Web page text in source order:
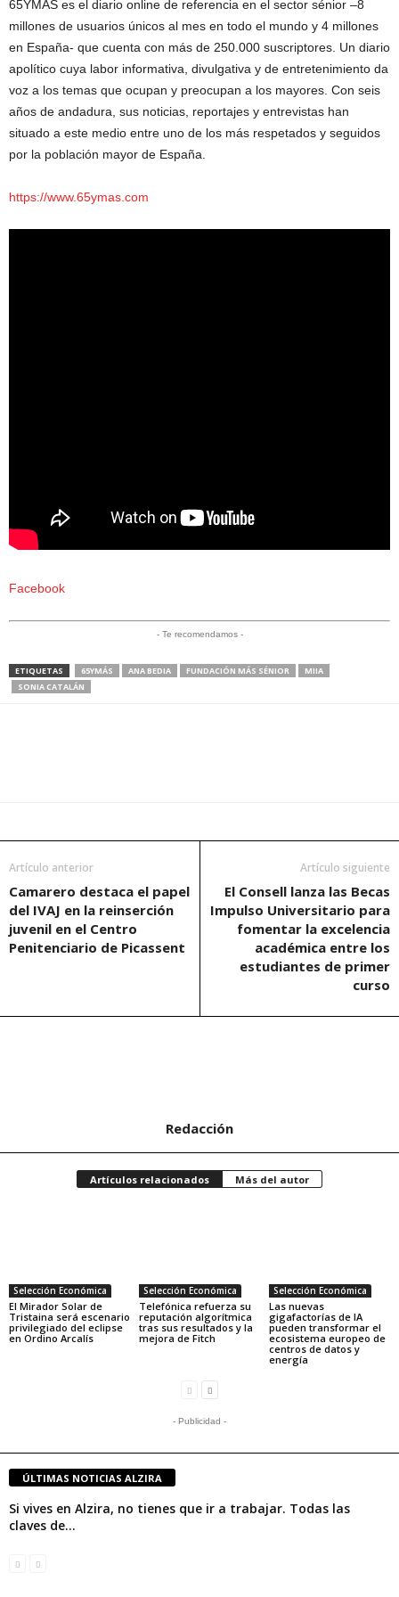
65YMÁS es el diario online de referencia en el sector sénior –8
millones de usuarios únicos al mes en todo el mundo y 4 millones
en España- que cuenta con más de 250.000 suscriptores. Un diario
apolítico cuya labor informativa, divulgativa y de entretenimiento da
voz a los temas que ocupan y preocupan a los mayores. Con seis
años de andadura, sus noticias, reportajes y entrevistas han
situado a este medio entre uno de los más respetados y seguidos
por la población mayor de España.
https://www.65ymas.com
Facebook
- Te recomendamos -
ETIQUETAS 65YMÁS ANA BEDIA FUNDACIÓN MÁS SÉNIOR
MIIA
SONIA CATALÁN
Artículo anterior
Camarero destaca el papel
del IVAJ en la reinserción
juvenil en el Centro
Penitenciario de Picassent
Artículo siguiente
El Consell lanza las Becas
Impulso Universitario para
fomentar la excelencia
académica entre los
estudiantes de primer
curso
Redacción
Artículos relacionados Más del autor
Selección Económica
El Mirador Solar de
Tristaina será escenario
privilegiado del eclipse
en Ordino Arcalís
Selección Económica
Telefónica refuerza su
reputación algorítmica
tras sus resultados y la
mejora de Fitch
Selección Económica
Las nuevas
gigafactorías de IA
pueden transformar el
ecosistema europeo de
centros de datos y
energía
- Publicidad -
ÚLTIMAS NOTICIAS ALZIRA
Si vives en Alzira, no tienes que ir a trabajar. Todas las
claves de...